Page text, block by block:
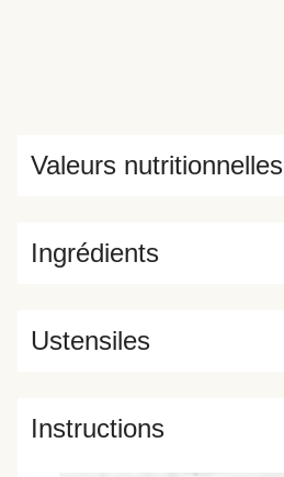
Ingrédients
Valeurs nutritionnelles
Ustensiles
Instructions